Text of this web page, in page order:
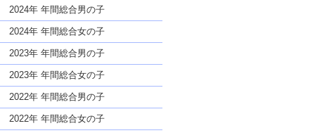
名前であっても奇抜すぎない
2024年 年間総合男の子
2024年 年間総合女の子
2023年 年間総合男の子
2023年 年間総合女の子
2022年 年間総合男の子
2022年 年間総合女の子